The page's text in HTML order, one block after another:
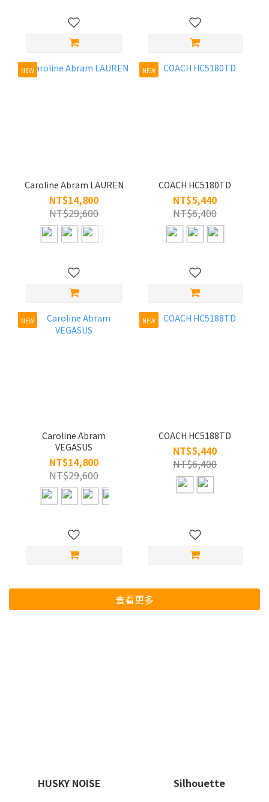
NEW
Caroline Abram LAUREN
NT$14,800
NT$29,600
NEW
COACH HC5180TD
NT$5,440
NT$6,400
NEW
Caroline Abram
VEGASUS
NT$14,800
NT$29,600
NEW
COACH HC5188TD
NT$5,440
NT$6,400
查看更多
HUSKY NOISE Silhouette